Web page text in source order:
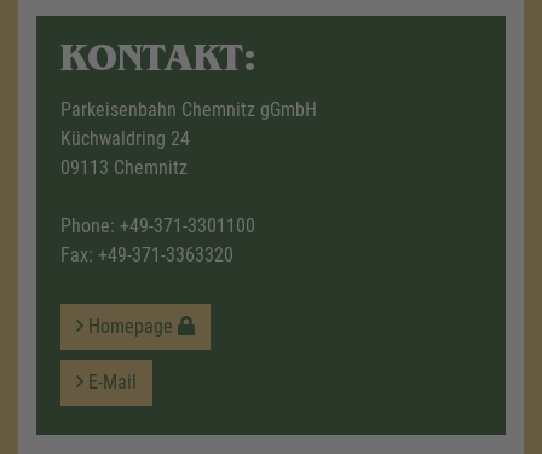
KONTAKT:
Parkeisenbahn Chemnitz gGmbH
Küchwaldring 24
09113 Chemnitz
Phone: +49-371-3301100
Fax: +49-371-3363320
Homepage
E-Mail